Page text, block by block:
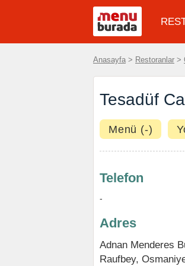
Anasayfa > Restoranlar >
Tesadüf
Menü (-)
Telefon
-
Adres
Adnan Menderes
Raufbey,